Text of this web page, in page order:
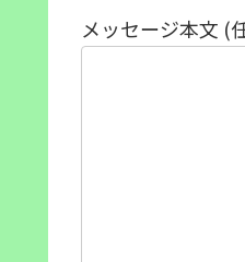
メッセージ本文 (